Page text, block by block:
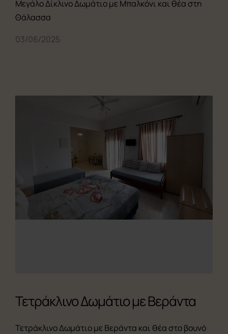
Μεγάλο Δίκλινο Δωμάτιο με Μπαλκόνι και θέα στη
Θάλασσα
03/06/2025
Τετράκλινο Δωμάτιο με Βεράντα
Τετράκλινο Δωμάτιο με Βεράντα και θέα στο βουνό